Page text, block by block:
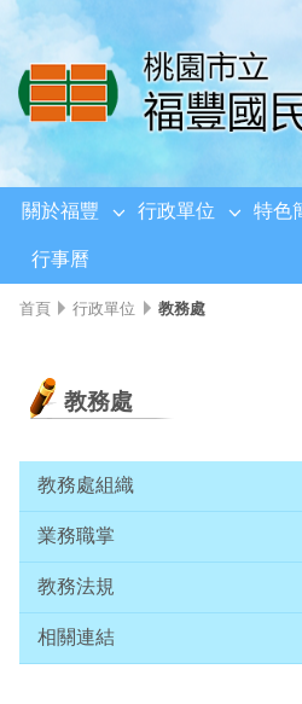
移至網頁之主要內容區位置
關於福豐 行政單位 特色
行事曆
首頁 行政單位 教務處
教務處
教務處組織
業務職掌
教務法規
相關連結